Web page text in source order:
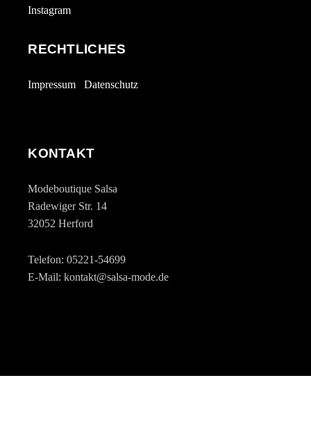
Instagram
RECHTLICHES
Impressum Datenschutz
KONTAKT
Modeboutique Salsa
Radewiger Str. 14
32052 Herford
Telefon: 05221-54699
E-Mail: kontakt@salsa-mode.de